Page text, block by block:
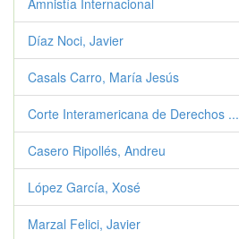
Amnistía Internacional
Díaz Noci, Javier
Casals Carro, María Jesús
Corte Interamericana de Derechos ...
Casero Ripollés, Andreu
López García, Xosé
Marzal Felici, Javier